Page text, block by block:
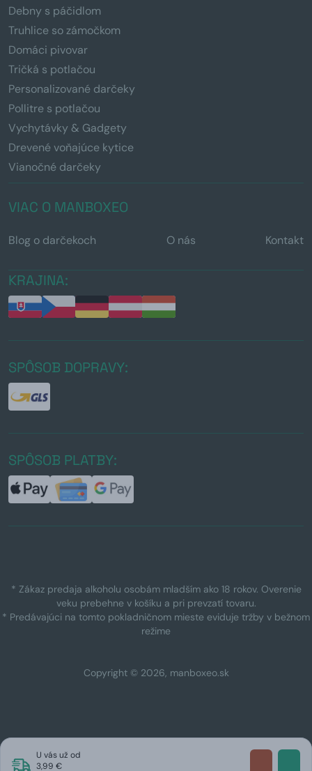
U vás už od
3,99 €
Debny s páčidlom
Truhlice so zámočkom
Domáci pivovar
Tričká s potlačou
Personalizované darčeky
Pollitre s potlačou
Vychytávky & Gadgety
Drevené voňajúce kytice
Vianočné darčeky
VIAC O MANBOXEO
Blog o darčekoch O nás Kontakt
KRAJINA:
SPÔSOB DOPRAVY:
SPÔSOB PLATBY:
* Zákaz predaja alkoholu osobám mladším ako 18 rokov. Overenie
veku prebehne v košíku a pri prevzatí tovaru.
* Predávajúci na tomto pokladničnom mieste eviduje tržby v bežnom
režime
Copyright © 2026, manboxeo.sk